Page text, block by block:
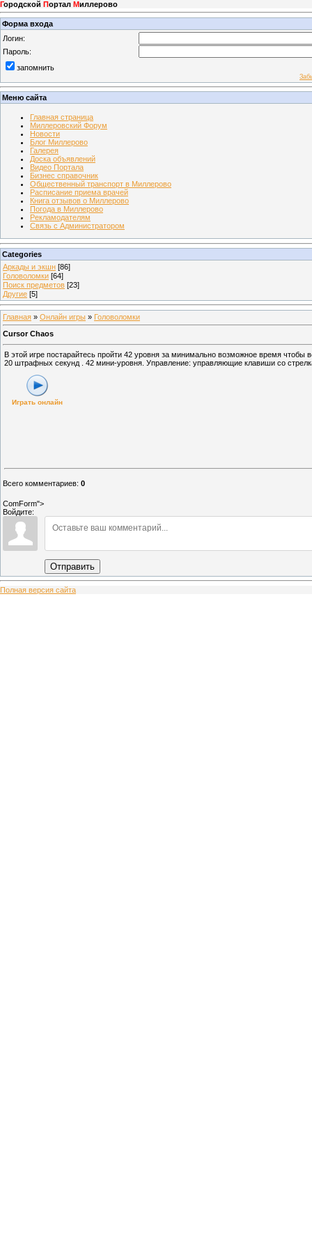
Городской Портал Миллерово
Форма входа
Логин:
Пароль:
запомнить
Меню сайта
Главная страница
Миллеровский Форум
Новости
Блог Миллерово
Галерея
Доска объявлений
Видео Портала
Бизнес справочник
Общественный транспорт в Миллерово
Расписание приема врачей
Книга отзывов о Миллерово
Погода в Миллерово
Рекламодателям
Связь с Администратором
Categories
Аркады и экшн [86]
Головоломки [64]
Поиск предметов [23]
Другие [5]
Главная » Онлайн игры » Головоломки
Cursor Chaos
В этой игре постарайтесь пройти 42 уровня за минимально возможное время
20 штрафных секунд . 42 мини-уровня. Управление: управляющие клавиши со
Играть онлайн
Всего комментариев: 0
ComForm">
Войдите:
Отправить
Полная версия сайта